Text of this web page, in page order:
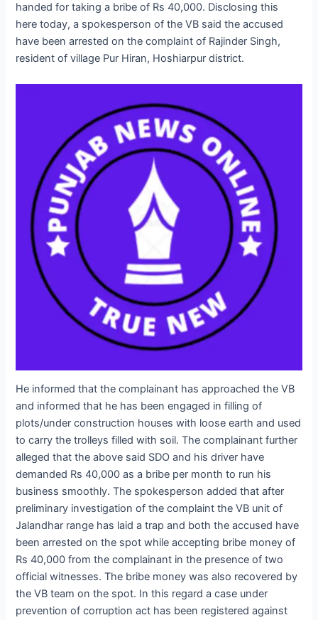
handed for taking a bribe of Rs 40,000. Disclosing this
here today, a spokesperson of the VB said the accused
have been arrested on the complaint of Rajinder Singh,
resident of village Pur Hiran, Hoshiarpur district.
He informed that the complainant has approached the VB
and informed that he has been engaged in filling of
plots/under construction houses with loose earth and used
to carry the trolleys filled with soil. The complainant further
alleged that the above said SDO and his driver have
demanded Rs 40,000 as a bribe per month to run his
business smoothly. The spokesperson added that after
preliminary investigation of the complaint the VB unit of
Jalandhar range has laid a trap and both the accused have
been arrested on the spot while accepting bribe money of
Rs 40,000 from the complainant in the presence of two
official witnesses. The bribe money was also recovered by
the VB team on the spot. In this regard a case under
prevention of corruption act has been registered against